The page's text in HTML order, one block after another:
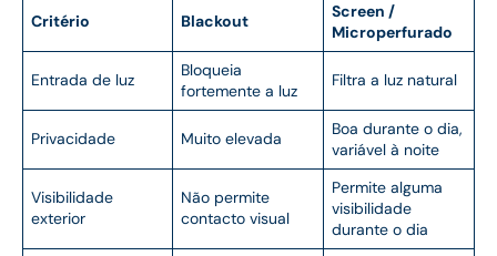
Critério Blackout
Screen /
Microperfurado
Entrada de luz
Bloqueia
fortemente a luz
Filtra a luz natural
Privacidade Muito elevada
Boa durante o dia,
variável à noite
Visibilidade
exterior
Não permite
contacto visual
Permite alguma
visibilidade
durante o dia